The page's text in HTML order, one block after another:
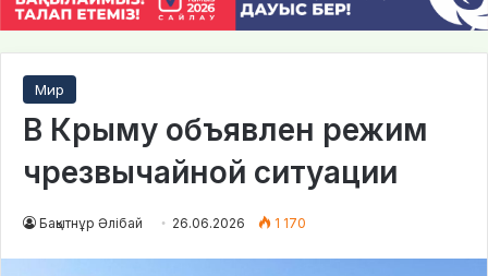
Мир
В Крыму объявлен режим
чрезвычайной ситуации
Бақытнұр Әлібай 26.06.2026 1 170